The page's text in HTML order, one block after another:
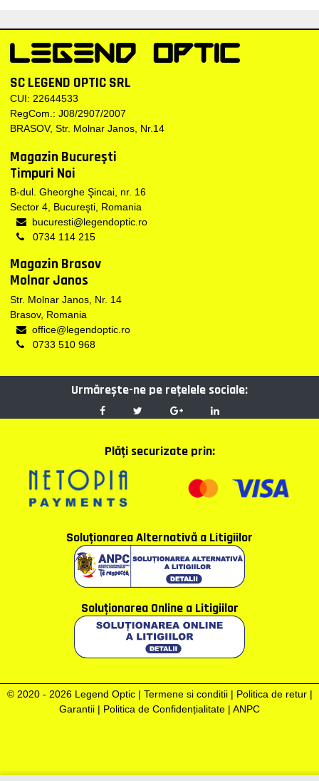
SC LEGEND OPTIC SRL
CUI: 22644533
RegCom.: J08/2907/2007
BRASOV, Str. Molnar Janos, Nr.14
Magazin Bucureşti
Timpuri Noi
B-dul. Gheorghe Şincai, nr. 16
Sector 4, Bucureşti, Romania
bucuresti@legendoptic.ro
0734 114 215
Magazin Brasov
Molnar Janos
Str. Molnar Janos, Nr. 14
Brasov, Romania
office@legendoptic.ro
0733 510 968
Urmărește-ne pe reţelele sociale:
Plăţi securizate prin:
Soluţionarea Alternativă a Litigiilor
Soluţionarea Online a Litigiilor
© 2020 - 2026 Legend Optic | Termene si conditii| Politica de retur|
Garantii | Politica de Confidențialitate | ANPC